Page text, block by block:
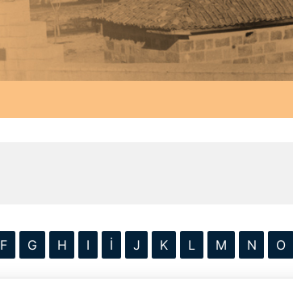
F G H I İ J K L M N O